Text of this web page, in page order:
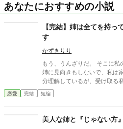
あなたにおすすめの小説
【完結】姉は全てを持っ
す
かずきりり
もう、うんざりだ。 そこに私の意思
姉に見向きもしないで、私は
分理解しているが、受け取る
施していると思っているから
き入れてもらえない。 聞き入
の声は聞こえていますか？ ------------------------------ ※こちらの作
品はカクヨムにも掲載していま
恋愛 完結 短編
美人な姉と『じゃない方